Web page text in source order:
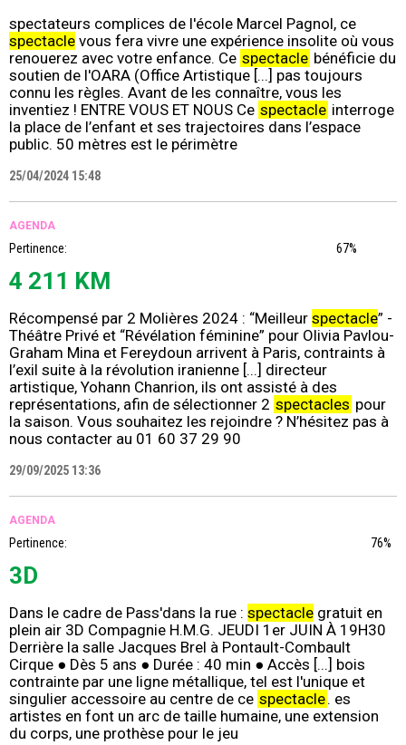
spectateurs complices de l'école Marcel Pagnol, ce
spectacle vous fera vivre une expérience insolite où vous
renouerez avec votre enfance. Ce spectacle bénéficie du
soutien de l'OARA (Office Artistique [...] pas toujours
connu les règles. Avant de les connaître, vous les
inventiez ! ENTRE VOUS ET NOUS Ce spectacle interroge
la place de l’enfant et ses trajectoires dans l’espace
public. 50 mètres est le périmètre
25/04/2024 15:48
AGENDA
Pertinence: 67%
4 211 KM
Récompensé par 2 Molières 2024 : “Meilleur spectacle” -
Théâtre Privé et “Révélation féminine” pour Olivia Pavlou-
Graham Mina et Fereydoun arrivent à Paris, contraints à
l’exil suite à la révolution iranienne [...] directeur
artistique, Yohann Chanrion, ils ont assisté à des
représentations, afin de sélectionner 2 spectacles pour
la saison. Vous souhaitez les rejoindre ? N’hésitez pas à
nous contacter au 01 60 37 29 90
29/09/2025 13:36
AGENDA
Pertinence: 76%
3D
Dans le cadre de Pass'dans la rue : spectacle gratuit en
plein air 3D Compagnie H.M.G. JEUDI 1er JUIN À 19H30
Derrière la salle Jacques Brel à Pontault-Combault
Cirque ● Dès 5 ans ● Durée : 40 min ● Accès [...] bois
contrainte par une ligne métallique, tel est l'unique et
singulier accessoire au centre de ce spectacle. es
artistes en font un arc de taille humaine, une extension
du corps, une prothèse pour le jeu